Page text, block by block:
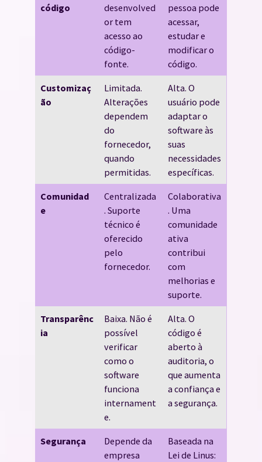
código
desenvolved
or tem
acesso ao
código-
fonte.
pessoa pode
acessar,
estudar e
modificar o
código.
Customizaç
ão
Limitada.
Alterações
dependem
do
fornecedor,
quando
permitidas.
Alta. O
usuário pode
adaptar o
software às
suas
necessidades
específicas.
Comunidad
e
Centralizada
. Suporte
técnico é
oferecido
pelo
fornecedor.
Colaborativa
. Uma
comunidade
ativa
contribui
com
melhorias e
suporte.
Transparênc
ia
Baixa. Não é
possível
verificar
como o
software
funciona
internament
e.
Alta. O
código é
aberto à
auditoria, o
que aumenta
a confiança e
a segurança.
Segurança
Depende da
empresa
Baseada na
Lei de Linus: